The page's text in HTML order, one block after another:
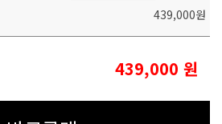
439,000원
439,000 원